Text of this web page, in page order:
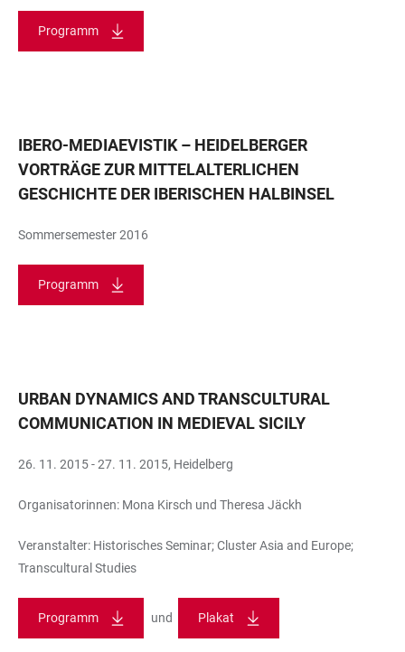
Programm
IBERO-MEDIAEVISTIK – HEIDELBERGER
VORTRÄGE ZUR MITTELALTERLICHEN
GESCHICHTE DER IBERISCHEN HALBINSEL
Sommersemester 2016
Programm
URBAN DYNAMICS AND TRANSCULTURAL
COMMUNICATION IN MEDIEVAL SICILY​​
26. 11. 2015 - 27. 11. 2015, Heidelberg
Organisatorinnen: Mona Kirsch und Theresa Jäckh
Veranstalter: Historisches Seminar; Cluster Asia and Europe;
Transcultural Studies
Programm und Plakat